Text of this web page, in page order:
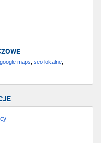
google maps seo lokalne